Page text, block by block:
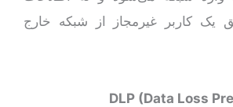
کاربر غیرمجاز از شبکه خارج
DLP (Data Loss